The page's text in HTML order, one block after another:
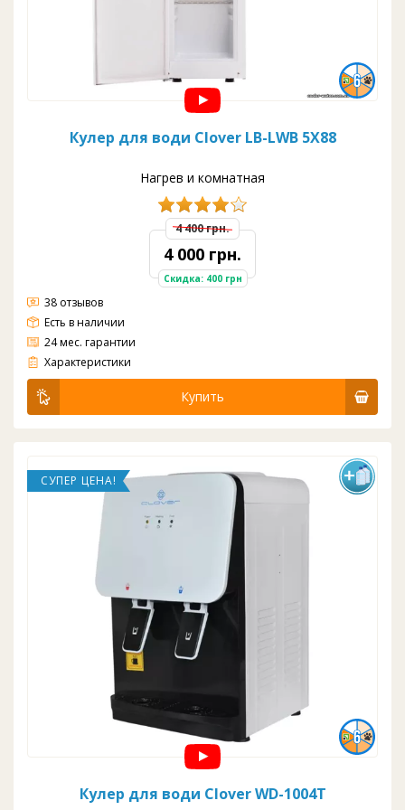
Кулер для води Clover LB-LWB 5X88
Нагрев и комнатная
4 400 грн.
4 000 грн.
Скидка: 400 грн
38 отзывов
Есть в наличии
24 мес. гарантии
Без охлаждения
Загрузка: верхняя
Вода: гор/комн
Краны: нажим кружкой
Шкафчик: есть 9 л
Цвет: белый с черным
Производительность Гор.: 5 л/ч
Ёмкость бака Гор:0,8л.
Характеристики
Купить
СУПЕР ЦЕНА!
Кулер для води Clover WD-1004T